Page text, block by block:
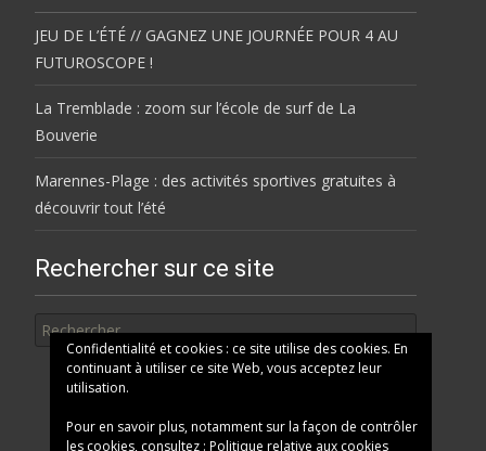
JEU DE L’ÉTÉ // GAGNEZ UNE JOURNÉE POUR 4 AU
FUTUROSCOPE !
La Tremblade : zoom sur l’école de surf de La
Bouverie
Marennes-Plage : des activités sportives gratuites à
découvrir tout l’été
Rechercher sur ce site
Confidentialité et cookies : ce site utilise des cookies. En
continuant à utiliser ce site Web, vous acceptez leur
utilisation.
Pour en savoir plus, notamment sur la façon de contrôler
les cookies, consultez : Politique relative aux cookies